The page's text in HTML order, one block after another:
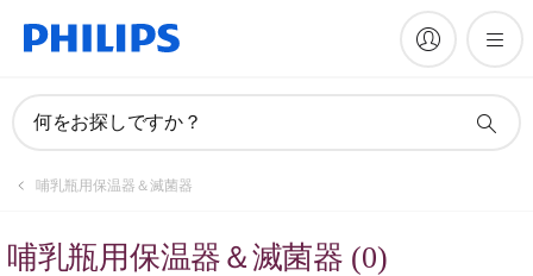
何をお探しですか？
哺乳瓶用保温器＆滅菌器
哺乳瓶用保温器＆滅菌器 (0)